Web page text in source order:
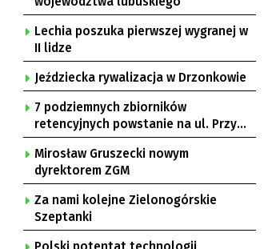
Lechia poszuka pierwszej wygranej w
II lidze
Jeździecka rywalizacja w Drzonkowie
7 podziemnych zbiorników
retencyjnych powstanie na ul. Przy
Gazowni
Mirosław Gruszecki nowym
dyrektorem ZGM
Za nami kolejne Zielonogórskie
Szeptanki